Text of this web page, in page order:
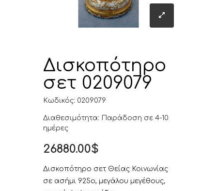
Δισκοπότηρο
σετ 0209079
Κωδικός: 0209079
Διαθεσιμότητα: Παράδοση σε 4-10
ημέρες
26880.00$
Δισκοπότηρο σετ Θείας Κοινωνίας
σε ασήμι 925ο, μεγάλου μεγέθους,